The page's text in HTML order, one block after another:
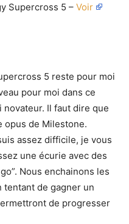
Supercross 5 – Voir
5 reste pour moi
pour moi dans ce
novateur. Il faut dire que
opus de Milestone.
assez difficile, je vous
une écurie avec des
Nous enchainons les
de gagner un
de progresser